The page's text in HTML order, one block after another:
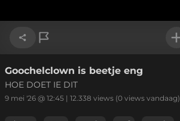
Link kopiëren
Goochelclown is beetje eng
HOE DOET IE DIT
9 mei '26 @ 12:45 | 12.338 views (0 views vandaag)